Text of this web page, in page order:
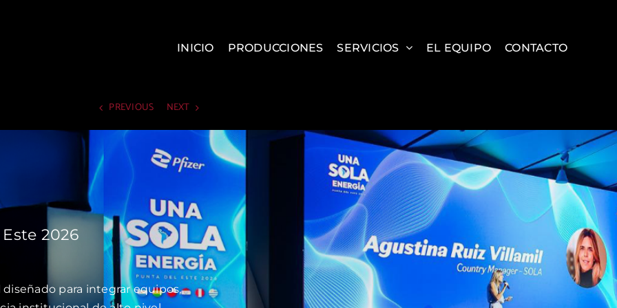
INICIO PRODUCCIONES SERVICIOS EL EQUIPO CONTACTO
PREVIOUS NEXT
2026
para integrar equipos,